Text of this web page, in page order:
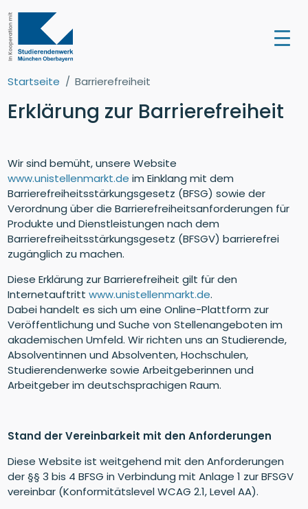
Startseite Barrierefreiheit
Erklärung zur Barrierefreiheit
Wir sind bemüht, unsere Website
www.unistellenmarkt.de im Einklang mit dem
Barrierefreiheitsstärkungsgesetz (BFSG) sowie der
Verordnung über die Barrierefreiheitsanforderungen für
Produkte und Dienstleistungen nach dem
Barrierefreiheitsstärkungsgesetz (BFSGV) barrierefrei
zugänglich zu machen.
Diese Erklärung zur Barrierefreiheit gilt für den
Internetauftrittwww.unistellenmarkt.de.
Dabei handelt es sich um eine Online-Plattform zur
Veröffentlichung und Suche von Stellenangeboten im
akademischen Umfeld. Wir richten uns an Studierende,
Absolventinnen und Absolventen, Hochschulen,
Studierendenwerke sowie Arbeitgeberinnen und
Arbeitgeber im deutschsprachigen Raum.
Stand der Vereinbarkeit mit den Anforderungen
Diese Website ist weitgehend mit den Anforderungen
der §§ 3 bis 4 BFSG in Verbindung mit Anlage 1 zur BFSGV
vereinbar (Konformitätslevel WCAG 2.1, Level AA).